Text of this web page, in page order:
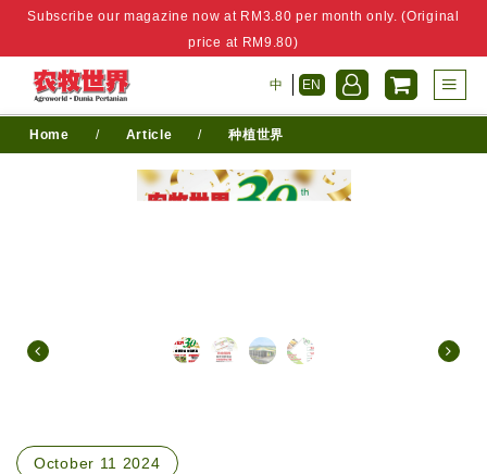
Subscribe our magazine now at RM3.80 per month only. (Original
price at RM9.80)
中 EN
Home / Article / 种植世界
October 11 2024